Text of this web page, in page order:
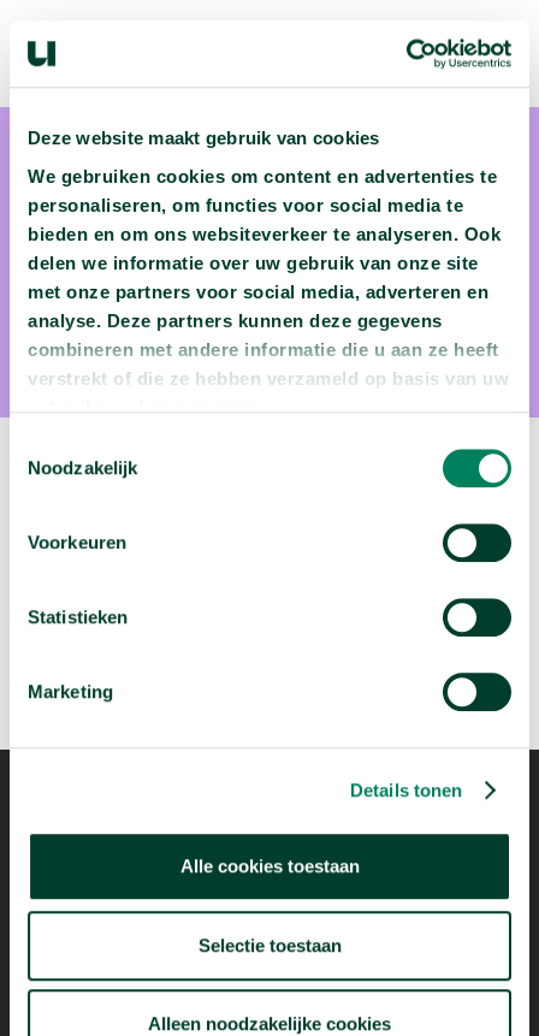
Deze website maakt gebruik van cookies
We gebruiken cookies om content en advertenties te
personaliseren, om functies voor social media te
bieden en om ons websiteverkeer te analyseren. Ook
delen we informatie over uw gebruik van onze site
met onze partners voor social media, adverteren en
analyse. Deze partners kunnen deze gegevens
combineren met andere informatie die u aan ze heeft
verstrekt of die ze hebben verzameld op basis van uw
Noodzakelijk
Voorkeuren
Statistieken
Marketing
Details tonen
Alle cookies toestaan
Selectie toestaan
Alleen noodzakelijke cookies
Bart Erich
Bart Erich is energie-expert
Volgende video:
arrow_forward
Mogelijk dankzij